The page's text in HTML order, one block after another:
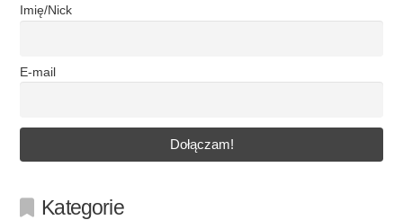
Imię/Nick
E-mail
Kategorie